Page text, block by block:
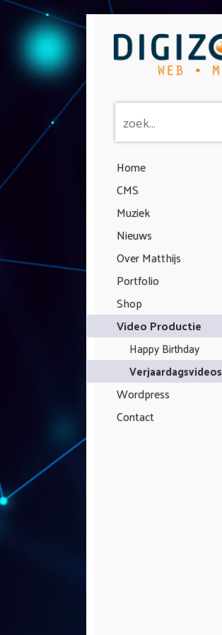
Home
CMS
Muziek
Nieuws
Over Matthijs
Portfolio
Shop
Video Productie
Happy Birthday
Verjaardagsvideos
Wordpress
Contact